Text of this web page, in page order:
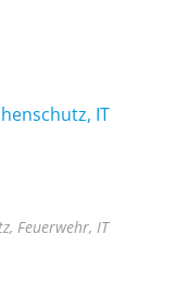
IT
Feuerwehr, IT